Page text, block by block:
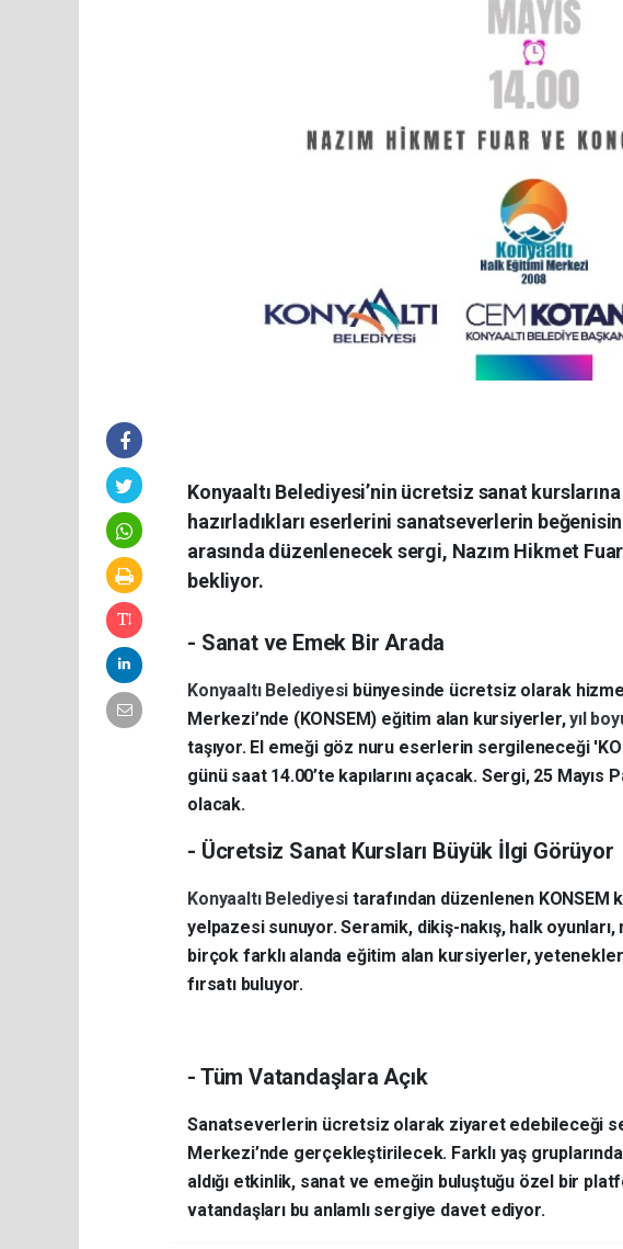
Konyaaltı Belediyesi’nin ücretsiz sanat
hazırladıkları eserlerini sanatseverlerin
arasında düzenlenecek sergi, Nazım Hikmet
bekliyor.
- Sanat ve Emek Bir Arada
Konyaaltı Belediyesi bünyesinde ücretsiz olarak
Merkezi’nde (KONSEM) eğitim alan kursiyerler,yıl
taşıyor. El emeği göz nuru eserlerin sergileneceği
günü saat 14.00’te kapılarını açacak. Sergi, 25
olacak.
- Ücretsiz Sanat Kursları Büyük İlgi Görüyor
Konyaaltı Belediyesitarafından düzenlenen KONSEM
yelpazesi sunuyor. Seramik, dikiş-nakış, halk
birçok farklı alanda eğitim alan kursiyerler,
fırsatı buluyor.
- Tüm Vatandaşlara Açık
Sanatseverlerin ücretsiz olarak ziyaret edebileceği
Merkezi’nde gerçekleştirilecek. Farklı yaş
aldığı etkinlik, sanat ve emeğin buluştuğu özel bir
vatandaşları bu anlamlı sergiye davet ediyor.